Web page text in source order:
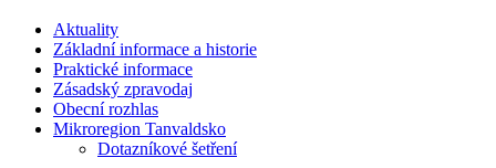
Aktuality
Základní informace a historie
Praktické informace
Zásadský zpravodaj
Obecní rozhlas
Mikroregion Tanvaldsko
Dotazníkové šetření